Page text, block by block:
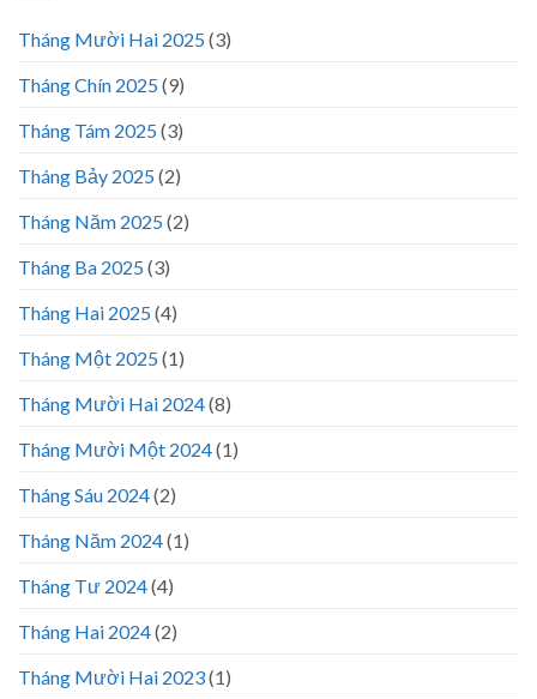
Tháng Mười Hai 2025(3)
Tháng Chín 2025(9)
Tháng Tám 2025(3)
Tháng Bảy 2025(2)
Tháng Năm 2025(2)
Tháng Ba 2025(3)
Tháng Hai 2025(4)
Tháng Một 2025(1)
Tháng Mười Hai 2024(8)
Tháng Mười Một 2024(1)
Tháng Sáu 2024(2)
Tháng Năm 2024(1)
Tháng Tư 2024(4)
Tháng Hai 2024(2)
Tháng Mười Hai 2023(1)